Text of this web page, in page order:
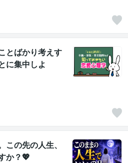
とばかり考えす
に集中しよ
・浮気・男女関
心理学】
この先の人生、
か？💖